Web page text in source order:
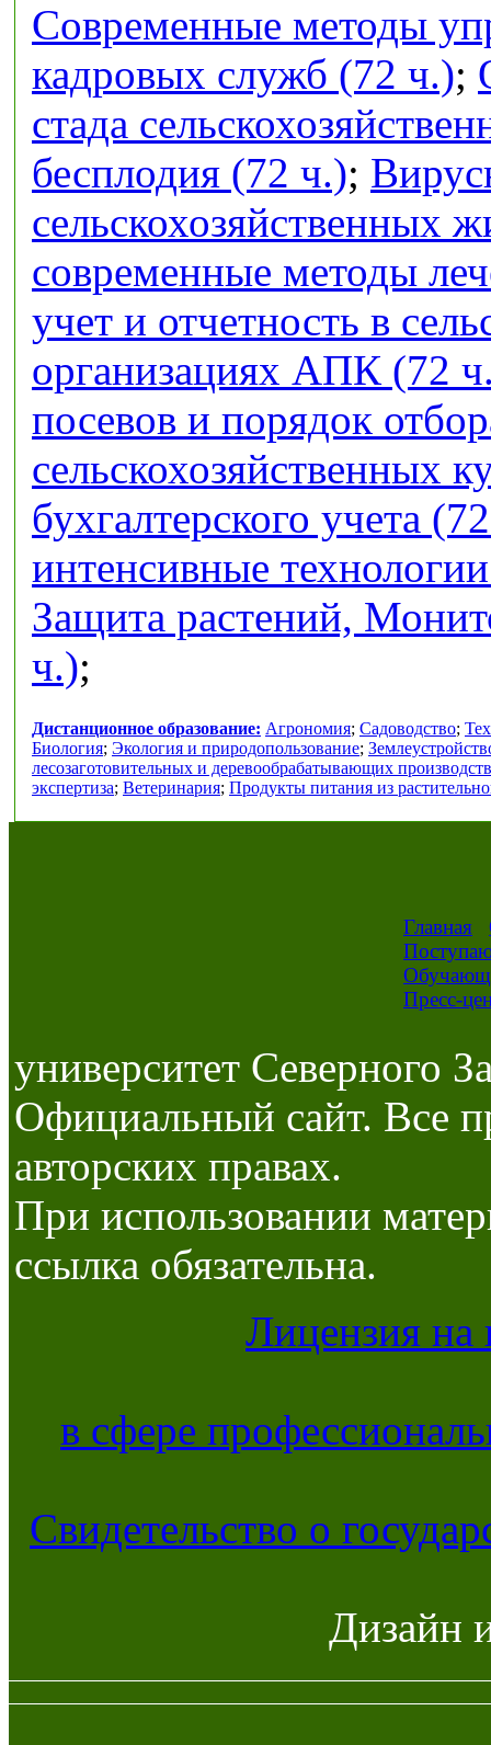
Современные методы
кадровых служб (72 ч.);
стада
бесплодия (72 ч.);
сельскохозяйственных
современные методы
учет и отчетность в
организациях АПК (72
посевов и порядок
сельскохозяйственных
бухгалтерского учета
интенсивные
Защита растений,
ч.);
Дистанционное образование: Агрономия; Садоводство;
Биология; Экология и природопользование;
лесозаготовительных и деревообрабатывающих производств
экспертиза; Ветеринария; Продукты питания из
Главная
Пресс-
университет Северного
Официальный сайт. Все
авторских правах.
При использовании
ссылка обязательна.
Лицензия на
в сфере
Свидетельство о
Дизайн